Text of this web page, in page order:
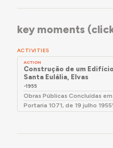
key moments
ACTIVITIES
ACTION
Construção de um
Santa Eulália, Elvas
-1955
Obras Públicas Concluídas
Portaria 1071, de 19 julho 1955